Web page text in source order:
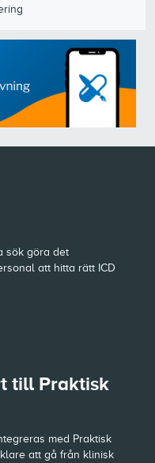
sök göra det
att hitta rätt ICD
till Praktisk
med Praktisk
att gå från klinisk